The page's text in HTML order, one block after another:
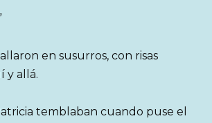
en susurros, con risas
y allá.
temblaban cuando puse el